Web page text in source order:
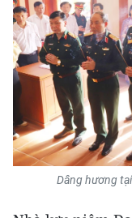
Media Khoa học
Media Môi
Ảnh
Infographic
TIN MỚIDâng hương